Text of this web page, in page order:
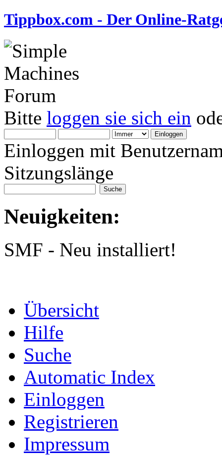
Tippbox.com - Der Online-
Bitte loggen sie sich ein
Einloggen mit
Sitzungslänge
Neuigkeiten:
SMF - Neu installiert!
Übersicht
Hilfe
Suche
Automatic Index
Einloggen
Registrieren
Impressum